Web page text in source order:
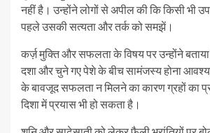
नहीं है। उन्होंने लोगों से अपील की कि किसी भी
पहले उसकी सत्यता और तर्क को समझें।
कर्ज़ मुक्ति और सफलता के विषय पर उन्होंने
दशा और चुने गए पेशे के बीच सामंजस्य होना
के बावजूद सफलता न मिलने का कारण ग्रहों का
दिशा में प्रयास भी हो सकता है।